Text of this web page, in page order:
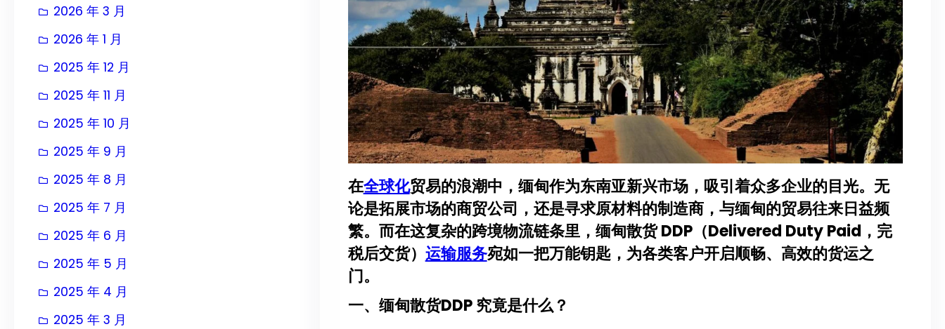
2026 年 3 月
2026 年 1 月
2025 年 12 月
2025 年 11 月
2025 年 10 月
2025 年 9 月
2025 年 8 月
2025 年 7 月
2025 年 6 月
2025 年 5 月
2025 年 4 月
2025 年 3 月
在全球化贸易的浪潮中，缅甸作为东南亚新兴市场，吸引着众多企业的目光。无
论是拓展市场的商贸公司，还是寻求原材料的制造商，与缅甸的贸易往来日益频
繁。而在这复杂的跨境物流链条里，缅甸散货 DDP（Delivered Duty Paid，完
税后交货） 运输服务宛如一把万能钥匙，为各类客户开启顺畅、高效的货运之
门。
一、缅甸散货DDP 究竟是什么？